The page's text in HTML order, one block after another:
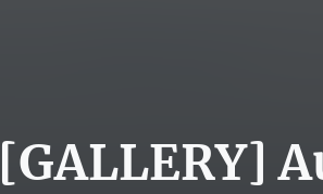
[GALLERY]